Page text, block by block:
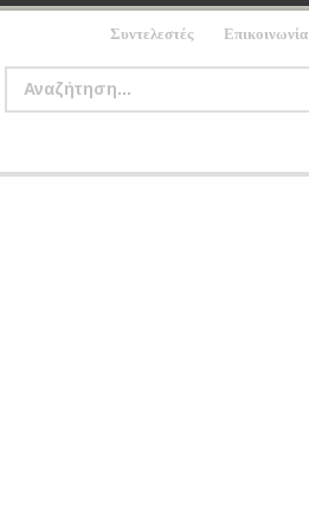
Συντελεστές Επικοινωνία